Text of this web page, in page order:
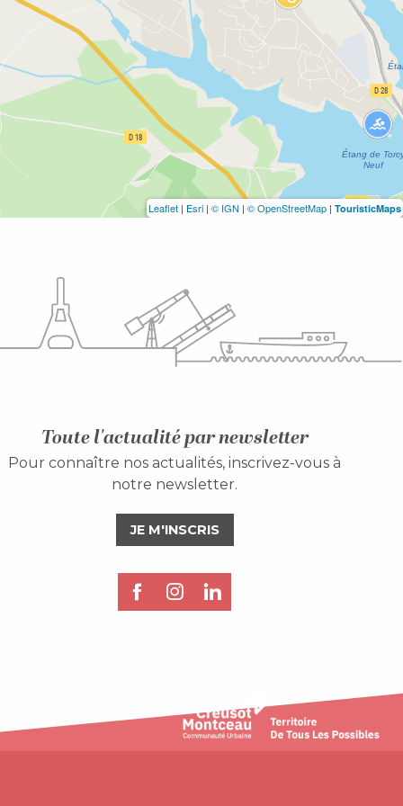
Leaflet | Esri | © IGN | © OpenStreetMap | TouristicMaps
Toute l'actualité par newsletter
Pour connaître nos actualités, inscrivez-vous à
notre newsletter.
JE M'INSCRIS